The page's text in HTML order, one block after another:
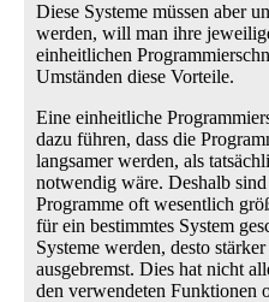
Diese Systeme müssen aber
werden, will man ihre
einheitlichen
Umständen diese Vorteile.
Eine einheitliche
dazu führen, dass die
langsamer werden, als
notwendig wäre. Deshalb
Programme oft wesentlich
für ein bestimmtes System
Systeme werden, desto
ausgebremst. Dies hat nicht
den verwendeten Funktionen